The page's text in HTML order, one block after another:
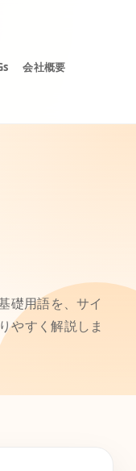
会社概要
礎用語を、サイ
やすく解説しま